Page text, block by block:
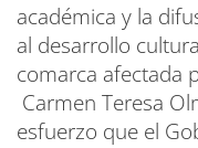
académica y la
al desarrollo
comarca afectada
Carmen Teresa
esfuerzo que el